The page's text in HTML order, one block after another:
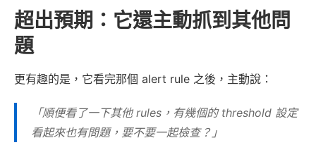
超出預期：它還主動抓到其他問
題
更有趣的是，它看完那個 alert rule 之後，主動說：
「順便看了一下其他 rules，有幾個的 threshold 設定
看起來也有問題，要不要一起檢查？」